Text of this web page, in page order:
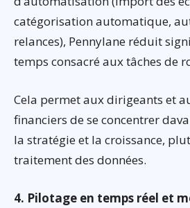
catégorisation automatique,
relances), Pennylane réduit
temps consacré aux tâches de
Cela permet aux dirigeants et
financiers de se concentrer
la stratégie et la croissance,
traitement des données.
4. Pilotage en temps réel et